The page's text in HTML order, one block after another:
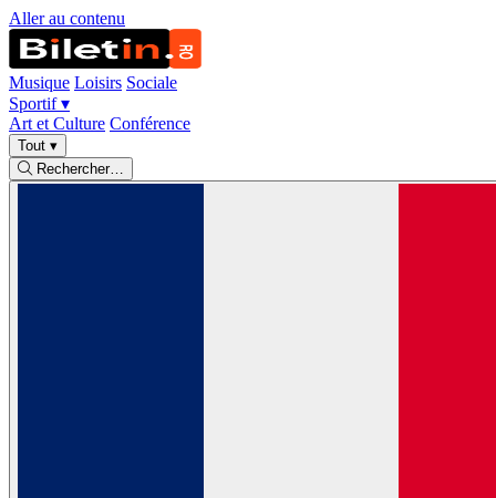
Aller au contenu
Musique Loisirs Sociale
Sportif▾
Art et Culture Conférence
Tout ▾
Rechercher…